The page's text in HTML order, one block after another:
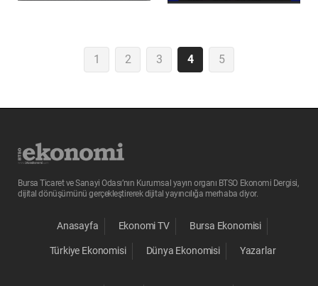
1 2 3 4 5
Bursa Ticaret ve Sanayi Odası’nın Kurumsal yayın organı BTSO Ekonomi Dergisi,
dijital dönüşümünü gerçekleştirerek dijital yayıncılığa merhaba diyor.
Anasayfa Ekonomi TV Bursa Ekonomisi
Türkiye Ekonomisi Dünya Ekonomisi Yazarlar